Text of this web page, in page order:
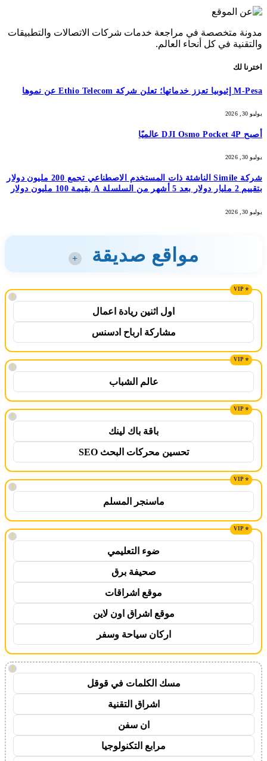
مدونة متخصصة في مراجعة خدمات شركات الاتصالات والتطبيقات
والتقنية في كل أنحاء العالم.
اخترنا لك
M-Pesa إثيوبيا تعزز خدماتها؛ تعلن شركة Ethio Telecom عن نموها
يوليو 30, 2026
أصبح DJI Osmo Pocket 4P عالميًا
يوليو 30, 2026
شركة Simile الناشئة ذات المستخدم الاصطناعي تجمع 200 مليون دولار
بتقييم 2 مليار دولار بعد 5 أشهر من السلسلة A بقيمة 100 مليون دولار
يوليو 30, 2026
مواقع صديقة +
!
اول اثنين ريادة اعمال
مشاركة ارباح ادسنس
!
عالم الشباب
!
باقة باك لينك
تحسين محركات البحث SEO
!
ماسنجر المسلم
!
ضوء التعليمي
صحيفة برق
موقع اشراقات
موقع اشراق اون لاين
اركان سياحة وسفر
!
مسك الكلمات في قوقل
اشراق التقنية
ان سفن
مرابع التكنولوجيا